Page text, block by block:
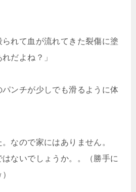
られて血が流れてきた裂傷に塗
だよね？」
パンチが少しでも滑るように体
なので家にはありません。
ないでしょうか。。（勝手に